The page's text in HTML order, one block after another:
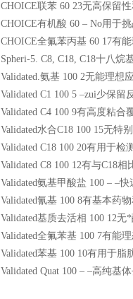
CHOICE联苯 60 23无高保留
CHOICE有机酸 60 – No用于
CHOICE全氟苯丙基 60 17有
Spheri-5. C8, C18, C18十八
Validated.氨基 100 2无能理想
Validated C1 100 5 –zui少保留
Validated C4 100 9有高度粘合
Validated水合C18 100 15无特
Validated C18 100 20有用于
Validated C8 100 12有与C18
Validated氨基甲酸盐 100 – –
Validated氰基 100 8有基本药
Validated基质去活相 100 12
Validated全氟苯基 100 7有能
Validated苯基 100 10有用于
Validated Quat 100 – –高纯基